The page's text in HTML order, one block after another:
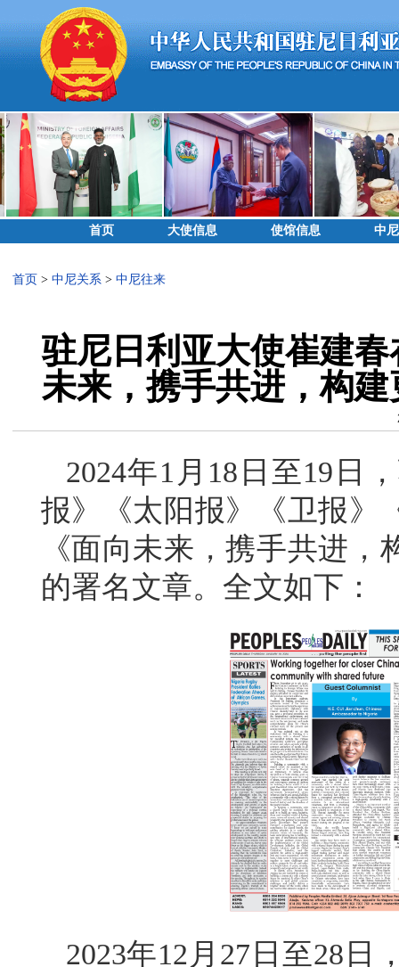
首页 大使信息 使馆信息 中
首页 > 中尼关系> 中尼往来
驻尼日利亚大使崔建
未来，携手共进，构
2024年1月18日至19日
报》《太阳报》《卫报》
《面向未来，携手共进
的署名文章。全文如下：
2023年12月27日至28